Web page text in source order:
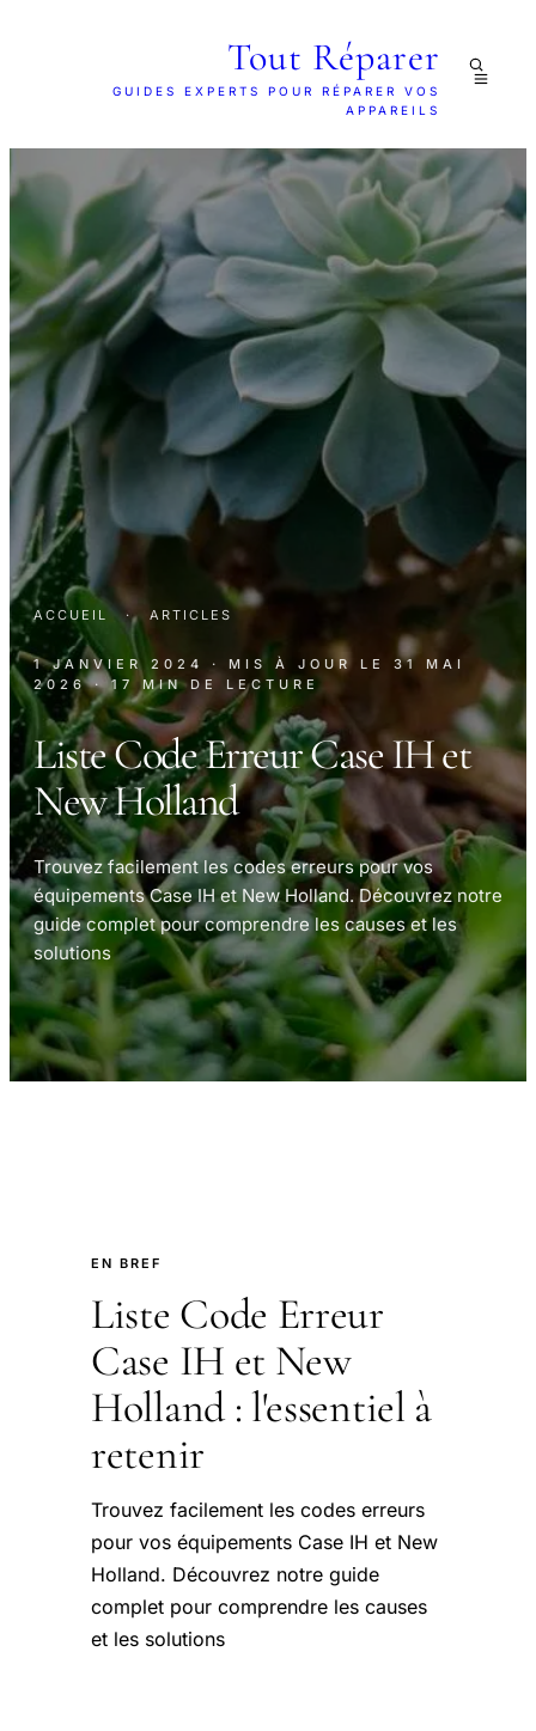
Tout Réparer
GUIDES EXPERTS POUR RÉPARER VOS
APPAREILS
ACCUEIL · ARTICLES
1 JANVIER 2024 · MIS À JOUR LE 31 MAI
2026 · 17 MIN DE LECTURE
Liste Code Erreur Case IH et
New Holland
Trouvez facilement les codes erreurs pour vos
équipements Case IH et New Holland. Découvrez notre
guide complet pour comprendre les causes et les
solutions
EN BREF
Liste Code Erreur
Case IH et New
Holland : l'essentiel à
retenir
Trouvez facilement les codes erreurs
pour vos équipements Case IH et New
Holland. Découvrez notre guide
complet pour comprendre les causes
et les solutions